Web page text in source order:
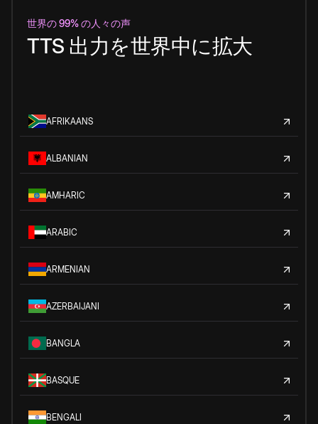
世界の 99% の人々の声
TTS 出力を世界中に拡大
AFRIKAANS
ALBANIAN
AMHARIC
ARABIC
ARMENIAN
AZERBAIJANI
BANGLA
BASQUE
BENGALI